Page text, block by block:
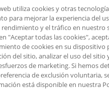
Institute
of Medicine
utiliza cookies y otras
para mejorar la experiencia del
rendimiento y el tráfico en nuestro
"Aceptar todas las cookies",
de cookies en su dispositivo
del sitio, analizar el uso del sitio
de marketing. Si hemos
de exclusión voluntaria,
está disponible en nuestra